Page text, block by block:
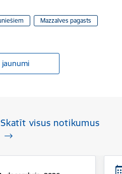
Mazzalves pagasts
jaunumi
Skatīt visus notikumus